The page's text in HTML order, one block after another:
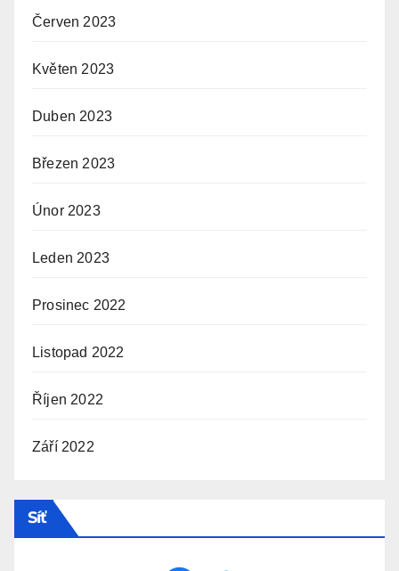
Červen 2023
Květen 2023
Duben 2023
Březen 2023
Únor 2023
Leden 2023
Prosinec 2022
Listopad 2022
Říjen 2022
Září 2022
Síť